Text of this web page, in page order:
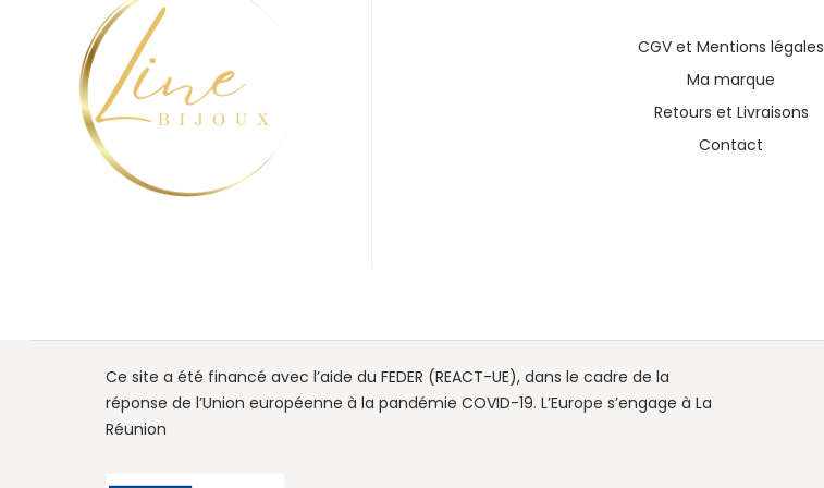
CGV etMentions légales
Ma marque
Retours et Livraisons
Contact
Ce site a été financé avec l’aide du FEDER (REACT-UE), dans le cadre de la
réponse de l’Union européenne à la pandémie COVID-19. L’Europe s’engage à La
Réunion